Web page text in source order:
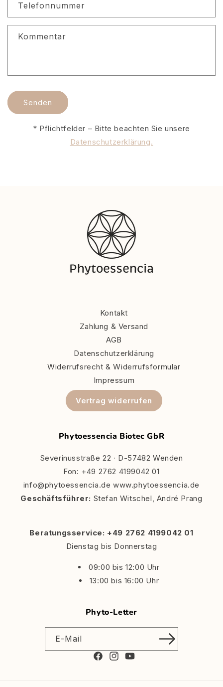
t
f
l
a
Telefonnummer
Kommentar
Senden
* Pflichtfelder – Bitte beachten Sie unsere
Datenschutzerklärung.
Kontakt
Zahlung & Versand
AGB
Datenschutzerklärung
Widerrufsrecht & Widerrufsformular
Impressum
Vertrag widerrufen
Phytoessencia Biotec GbR
Severinusstraße 22 ∙ D-57482 Wenden
Fon: +49 2762 4199042 01
info@phytoessencia.de www.phytoessencia.de
Geschäftsführer: Stefan Witschel, André Prang
Beratungsservice: +49 2762 4199042 01
Dienstag bis Donnerstag
09:00 bis 12:00 Uhr
13:00 bis 16:00 Uhr
Phyto-Letter
E-Mail
FacebookInstagram